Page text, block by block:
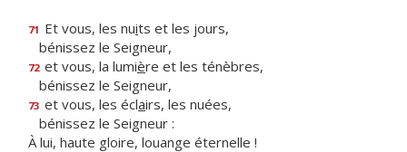
71 Et vous, les nuits et les jours,
bénissez le Seigneur,
72 et vous, la lumière et les ténèbres,
bénissez le Seigneur,
73 et vous, les éclairs, les nuées,
bénissez le Seigneur :
À lui, haute gloire, louange éternelle !